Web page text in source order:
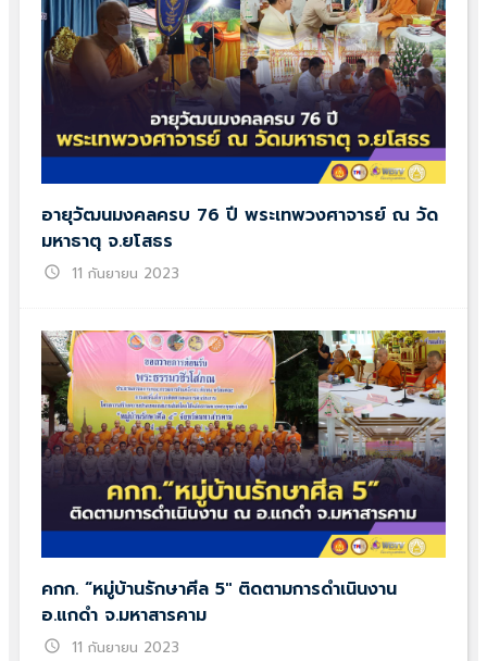
อายุวัฒนมงคลครบ 76 ปี พระเทพวงศาจารย์ ณ วัด
มหาธาตุ จ.ยโสธร
schedule 11 กันยายน 2023
คกก. “หมู่บ้านรักษาศีล 5″ ติดตามการดำเนินงาน
อ.แกดำ จ.มหาสารคาม
schedule 11 กันยายน 2023